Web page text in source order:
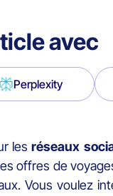
avec
Perplexity
lesréseaux
offres de
Vous voulez